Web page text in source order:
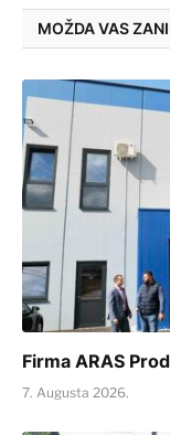
MOŽDA VAS
Firma ARAS
7. Augusta 2026.